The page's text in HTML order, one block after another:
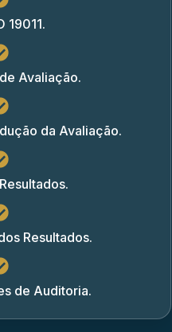
19011.
Avaliação.
da Avaliação.
Resultados.
de Auditoria.